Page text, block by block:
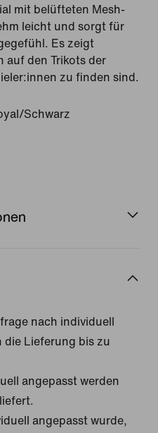
mit belüfteten Mesh-
leicht und sorgt für
Es zeigt
auf den Trikots der
zu finden sind.
Schwarz
nach individuell
die Lieferung bis zu
angepasst werden
angepasst wurde,